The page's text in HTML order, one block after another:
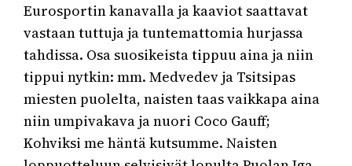
Eurosportin kanavalla ja kaaviot saattavat
vastaan tuttuja ja tuntemattomia hurjassa
tahdissa. Osa suosikeista tippuu aina ja niin
tippui nytkin: mm. Medvedev ja Tsitsipas
miesten puolelta, naisten taas vaikkapa aina
niin umpivakava ja nuori Coco Gauff;
Kohviksi me häntä kutsumme. Naisten